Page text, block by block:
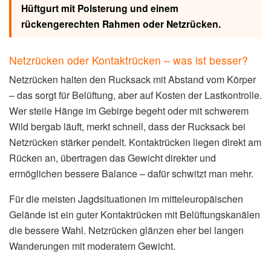
Hüftgurt mit Polsterung und einem
rückengerechten Rahmen oder Netzrücken.
Netzrücken oder Kontaktrücken – was ist besser?
Netzrücken halten den Rucksack mit Abstand vom Körper
– das sorgt für Belüftung, aber auf Kosten der Lastkontrolle.
Wer steile Hänge im Gebirge begeht oder mit schwerem
Wild bergab läuft, merkt schnell, dass der Rucksack bei
Netzrücken stärker pendelt. Kontaktrücken liegen direkt am
Rücken an, übertragen das Gewicht direkter und
ermöglichen bessere Balance – dafür schwitzt man mehr.
Für die meisten Jagdsituationen im mitteleuropäischen
Gelände ist ein guter Kontaktrücken mit Belüftungskanälen
die bessere Wahl. Netzrücken glänzen eher bei langen
Wanderungen mit moderatem Gewicht.